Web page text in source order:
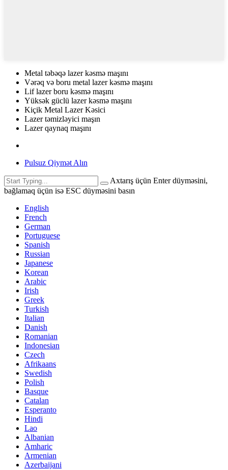
Metal təbəqə lazer kəsmə maşını
Vərəq və boru metal lazer kəsmə maşını
Lif lazer boru kəsmə maşını
Yüksək güclü lazer kəsmə maşını
Kiçik Metal Lazer Kəsici
Lazer təmizləyici maşın
Lazer qaynaq maşını
Pulsuz Qiymət Alın
Axtarış üçün Enter düyməsini,
bağlamaq üçün isə ESC düyməsini basın
English
French
German
Portuguese
Spanish
Russian
Japanese
Korean
Arabic
Irish
Greek
Turkish
Italian
Danish
Romanian
Indonesian
Czech
Afrikaans
Swedish
Polish
Basque
Catalan
Esperanto
Hindi
Lao
Albanian
Amharic
Armenian
Azerbaijani